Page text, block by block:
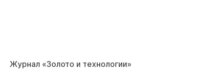
Журнал «Золото и технологии»